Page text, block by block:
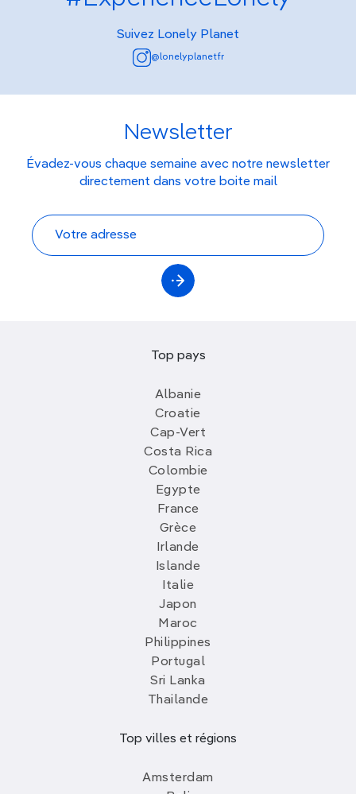
Suivez Lonely Planet
@lonelyplanetfr
Newsletter
Évadez-vous chaque semaine avec notre newsletter
directement dans votre boite mail
Top pays
Albanie
Croatie
Cap-Vert
Costa Rica
Colombie
Egypte
France
Grèce
Irlande
Islande
Italie
Japon
Maroc
Philippines
Portugal
Sri Lanka
Thailande
Top villes et régions
Amsterdam